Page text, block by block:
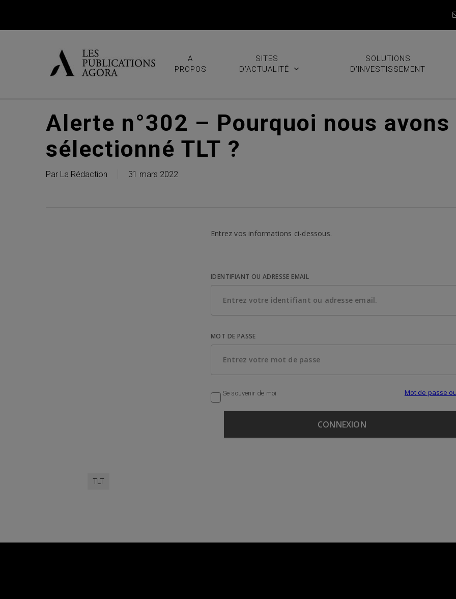
A
PROPOS
SITES
D’ACTUALITÉ
SOLUTIONS
D’INVESTISSEMENT
Alerte n°302 – Pourquoi nous avons
sélectionné TLT ?
Par La Rédaction 31 mars 2022
Entrez vos informations ci-dessous.
IDENTIFIANT OU ADRESSE EMAIL
MOT DE PASSE
Se souvenir de moi Mot de passe
TLT